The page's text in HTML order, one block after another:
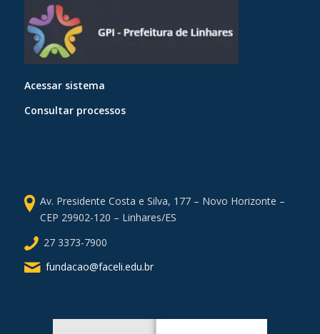
Acessar sistema
Consultar processos
Av. Presidente Costa e Silva, 177 – Novo Horizonte –
CEP 29902-120 – Linhares/ES
27 3373-7900
fundacao@faceli.edu.br